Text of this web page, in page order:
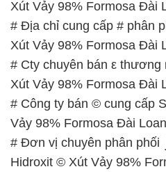
ĐỊA CHỈ: 1229C Quốc lộ
Đông B, Quận Bình Tân,
Minh